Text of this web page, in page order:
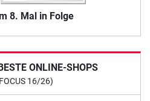
8. Mal in Folge
ONLINE-SHOPS
16/26)